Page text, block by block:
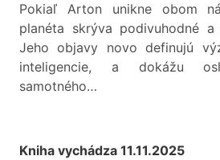
Pokiaľ Arton unikne obom
planéta skrýva podivuhodné a
Jeho objavy novo definujú
inteligencie, a dokážu
samotného…
Kniha vychádza 11.11.2025